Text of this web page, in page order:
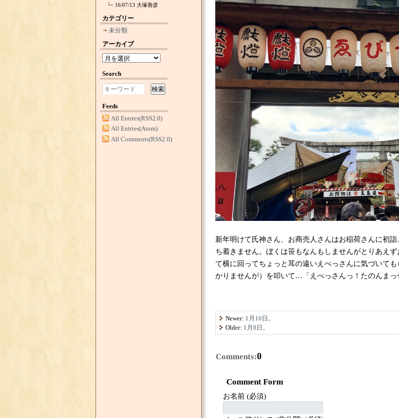
新年明けて氏神さん、お商売人さんはお稲荷さんに初
ち着きません。ぼくは笹もなんもしませんがとりあえ
て横に回ってちょっと耳の遠いえべっさんに気づいて
かりませんが）を叩いて…「えべっさんっ！たのんまっ
Newer: 1月10日。
Older: 1月8日。
Comments:0
Comment Form
お名前 (必須)
16/07/13大塚善彦
カテゴリー
未分類
アーカイブ
Search
検索
Feeds
All Entries(RSS2.0)
All Entries(Atom)
All Comments(RSS2.0)